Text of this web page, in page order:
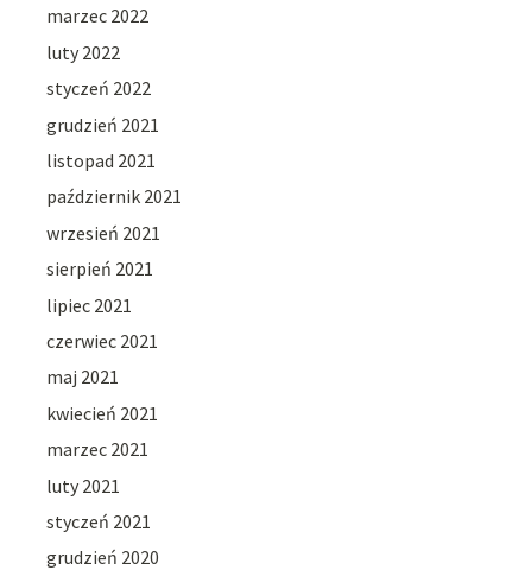
marzec 2022
luty 2022
styczeń 2022
grudzień 2021
listopad 2021
październik 2021
wrzesień 2021
sierpień 2021
lipiec 2021
czerwiec 2021
maj 2021
kwiecień 2021
marzec 2021
luty 2021
styczeń 2021
grudzień 2020